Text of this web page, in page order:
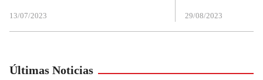
13/07/2023 29/08/2023
Últimas Noticias